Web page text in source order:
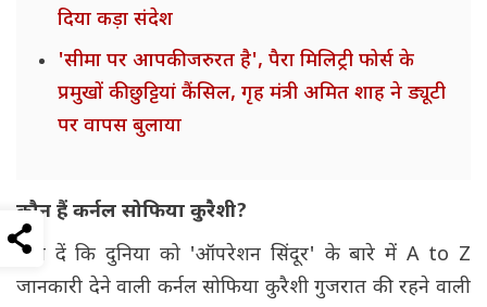
दिया कड़ा संदेश
'सीमा पर आपकी जरुरत है', पैरा मिलिट्री फोर्स के
प्रमुखों की छुट्टियां कैंसिल, गृह मंत्री अमित शाह ने ड्यूटी
पर वापस बुलाया
कौन हैं कर्नल सोफिया कुरैशी?
बता दें कि दुनिया को 'ऑपरेशन सिंदूर' के बारे में A to Z
जानकारी देने वाली कर्नल सोफिया कुरैशी गुजरात की रहने वाली